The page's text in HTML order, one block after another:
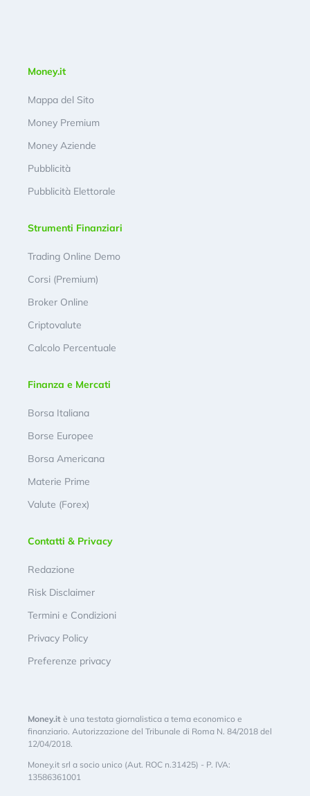
Money.it
Mappa del Sito
Money Premium
Money Aziende
Pubblicità
Pubblicità Elettorale
Strumenti Finanziari
Trading Online Demo
Corsi (Premium)
Broker Online
Criptovalute
Calcolo Percentuale
Finanza e Mercati
Borsa Italiana
Borse Europee
Borsa Americana
Materie Prime
Valute (Forex)
Contatti & Privacy
Redazione
Risk Disclaimer
Termini e Condizioni
Privacy Policy
Preferenze privacy
Money.it è una testata giornalistica a tema economico e
finanziario. Autorizzazione del Tribunale di Roma N. 84/2018 del
12/04/2018.
Money.it srl a socio unico (Aut. ROC n.31425) - P. IVA:
13586361001